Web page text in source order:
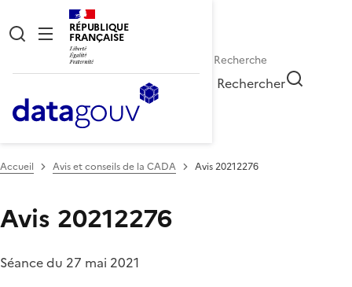
RÉPUBLIQUE
FRANÇAISE
Rechercher
Accueil Avis et conseils de la CADA Avis 20212276
Avis 20212276
Séance du 27 mai 2021